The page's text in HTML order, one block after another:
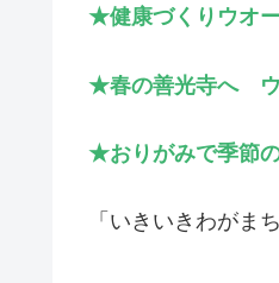
★健康づくりウオ
★春の善光寺へ
★おりがみで季節
「いきいきわがま